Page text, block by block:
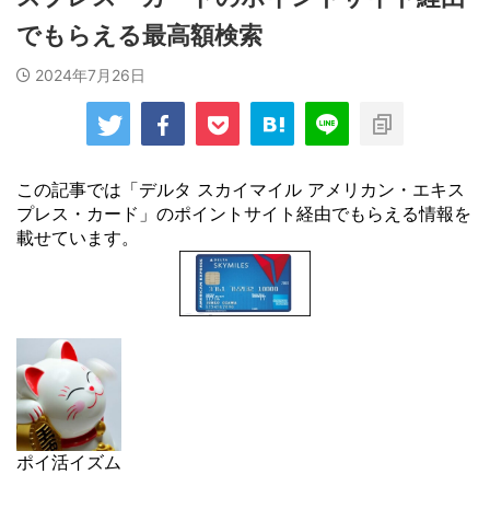
でもらえる最高額検索
2024年7月26日
この記事では「デルタ スカイマイル アメリカン・エキス
プレス・カード」のポイントサイト経由でもらえる情報を
載せています。
ポイ活イズム